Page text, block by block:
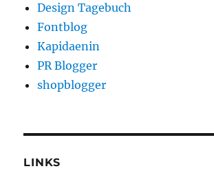
Design Tagebuch
Fontblog
Kapidaenin
PR Blogger
shopblogger
LINKS